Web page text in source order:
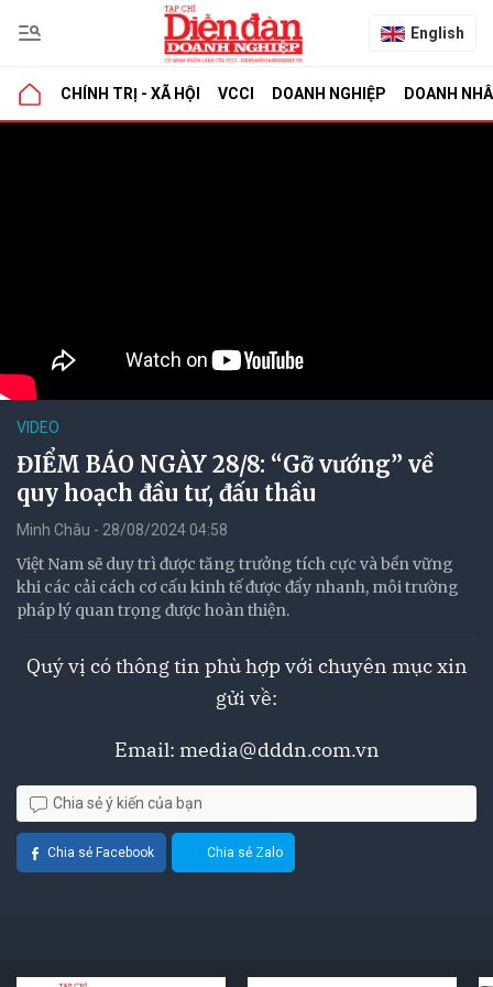
English
CHÍNH TRỊ - XÃ HỘI VCCI DOANH NGHIỆP DOANH
VIDEO
ĐIỂM BÁO NGÀY 28/8: “Gỡ vướng” về
quy hoạch đầu tư, đấu thầu
Minh Châu - 28/08/2024 04:58
Việt Nam sẽ duy trì được tăng trưởng tích cực và bền vững
khi các cải cách cơ cấu kinh tế được đẩy nhanh, môi trường
pháp lý quan trọng được hoàn thiện.
Quý vị có thông tin phù hợp với chuyên mục xin
gửi về:
Email: media@dddn.com.vn
Chia sẻ ý kiến của bạn
Chia sẻ Facebook Chia sẻ Zalo